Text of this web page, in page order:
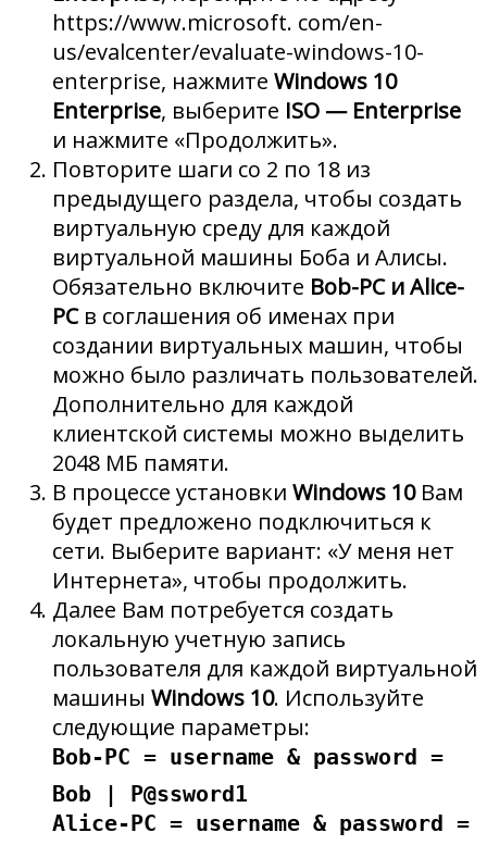
https://www.microsoft. com/en-
us/evalcenter/evaluate-windows-10-
enterprise, нажмите Windows 10
Enterprise, выберите ISO — Enterprise
и нажмите «Продолжить».
Повторите шаги со 2 по 18 из
предыдущего раздела, чтобы создать
виртуальную среду для каждой
виртуальной машины Боба и Алисы.
Обязательно включите Bob-PC и Alice-
PCв соглашения об именах при
создании виртуальных машин, чтобы
можно было различать пользователей.
Дополнительно для каждой
клиентской системы можно выделить
2048 МБ памяти.
В процессе установки Windows 10Вам
будет предложено подключиться к
сети. Выберите вариант: «У меня нет
Интернета», чтобы продолжить.
Далее Вам потребуется создать
локальную учетную запись
пользователя для каждой виртуальной
машины Windows 10. Используйте
следующие параметры:
Bob-PC = username & password =
Bob | P@ssword1
Alice-PC = username & password =